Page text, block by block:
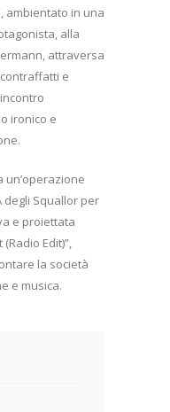
ambientato in una
alla
attraversa
e
ironico e
un’operazione
degli Squallor per
e proiettata
Edit)”,
la società
e musica.